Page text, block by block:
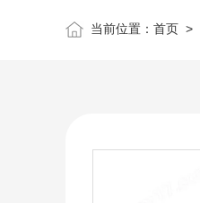
当前位置： 首页>